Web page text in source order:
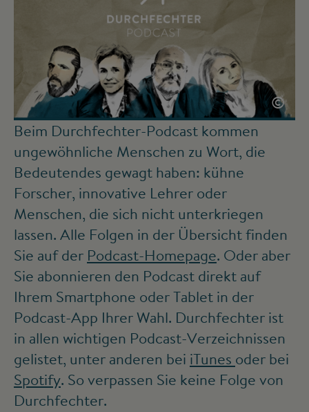
©
Beim Durchfechter-Podcast kommen
ungewöhnliche Menschen zu Wort, die
Bedeutendes gewagt haben: kühne
Forscher, innovative Lehrer oder
Menschen, die sich nicht unterkriegen
lassen. Alle Folgen in der Übersicht finden
Sie auf der Podcast-Homepage. Oder aber
Sie abonnieren den Podcast direkt auf
Ihrem Smartphone oder Tablet in der
Podcast-App Ihrer Wahl. Durchfechter ist
in allen wichtigen Podcast-Verzeichnissen
gelistet, unter anderen bei iTunes oder bei
Spotify. So verpassen Sie keine Folge von
Durchfechter.